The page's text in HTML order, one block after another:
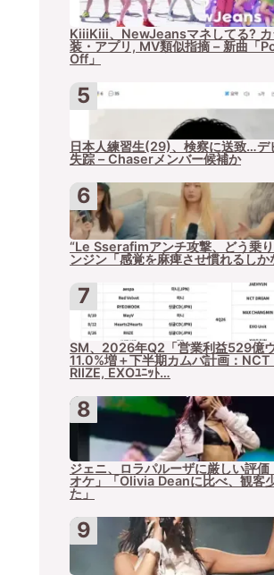
KiiiKiii、NewJeansマネしてる? カ
装・アプリ, MV類似指摘 – 新曲「
Off」
日本人練習生(29)、検察に送致…デ
失踪 – Chaserメンバー候補か
“Le Sserafimアンチ攻撃、どう乗
ンジン「感覚を麻痺させ慣れるしか
SM、2026年Q2「営業利益529億ウ
11.0%増＋下半期カムバ計画：
RIIZE, EXOﾕﾆｯﾄ…
ジェニ、ロラパルーザに厳しい評価
オケ」「Olivia Deanに比べ、観客
た」